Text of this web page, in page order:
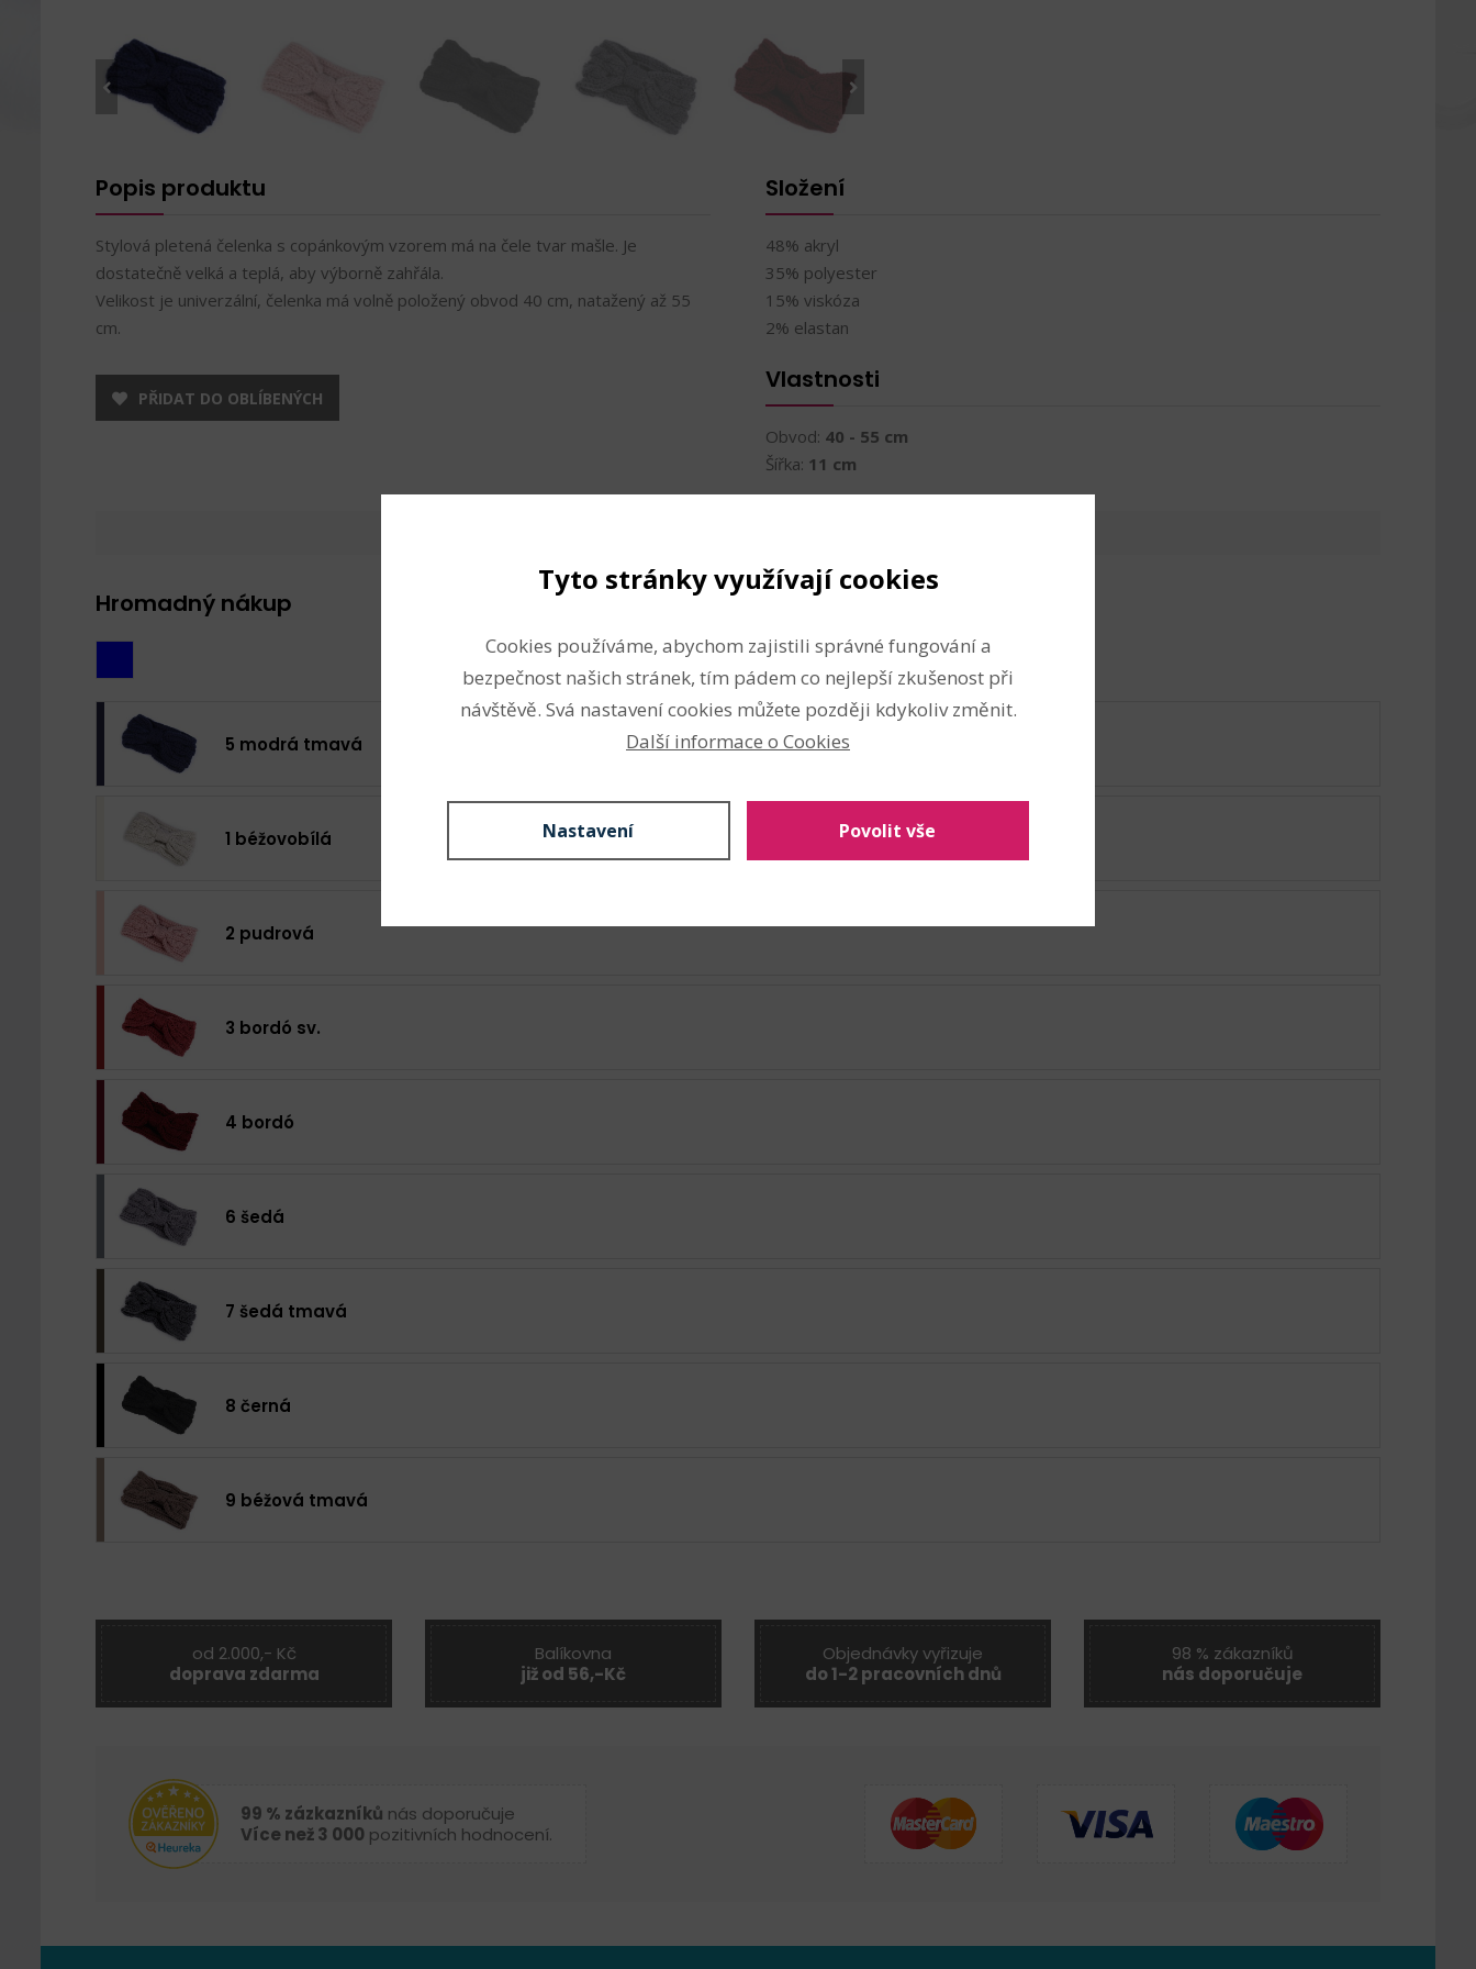
Popis produktu
Stylová pletená čelenka s copánkovým vzorem má na čele tvar mašle. Je
dostatečně velká a teplá, aby výborně zahřála.
Velikost je univerzální, čelenka má volně položený obvod 40 cm, natažený až 55
cm.
PŘIDAT DO OBLÍBENÝCH
Složení
48% akryl
35% polyester
15% viskóza
2% elastan
Vlastnosti
Obvod: 40 - 55 cm
Šířka: 11 cm
Hromadný nákup
5 modrá tmavá
1 béžovobílá
2 pudrová
3 bordó sv.
4 bordó
6 šedá
7 šedá tmavá
8 černá
9 béžová tmavá
od 2.000,- Kč
doprava zdarma
Balíkovna
již od 56,-Kč
Objednávky vyřizuje
do 1-2 pracovních dnů
98 % zákazníků
nás doporučuje
99 % zázkazníků nás doporučuje
Více než 3 000 pozitivních hodnocení.
Tyto stránky využívají cookies
Cookies používáme, abychom zajistili správné fungování a
bezpečnost našich stránek, tím pádem co nejlepší zkušenost při
návštěvě. Svá nastavení cookies můžete později kdykoliv změnit.
Další informace o Cookies
Nastavení Povolit vše